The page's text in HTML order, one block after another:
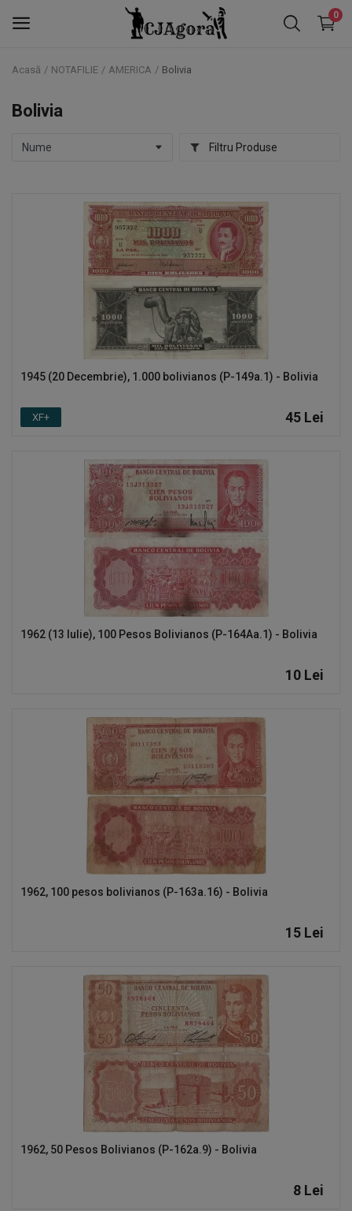
0
Înregistrare
RON (Lei)
English
Acasă NOTAFILIE AMERICA Bolivia
Bolivia
Filtru Produse
1945 (20 Decembrie), 1.000 bolivianos (P-149a.1) - Bolivia
XF+ 45 Lei
1962 (13 Iulie), 100 Pesos Bolivianos (P-164Аa.1) - Bolivia
10 Lei
1962, 100 pesos bolivianos (P-163a.16) - Bolivia
15 Lei
1962, 50 Pesos Bolivianos (P-162a.9) - Bolivia
8 Lei